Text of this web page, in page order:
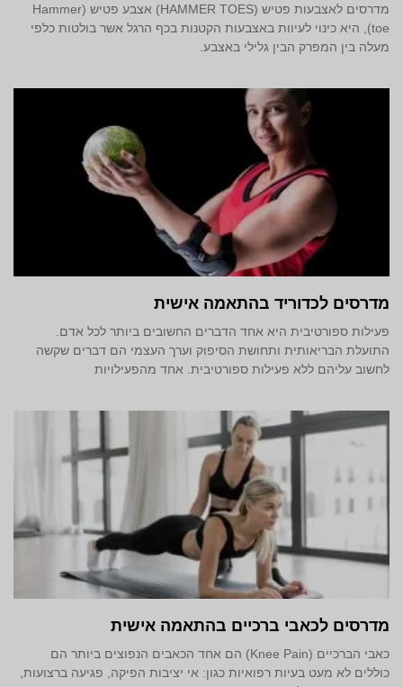
מדרסים לאצבעות פטיש (HAMMER TOES) אצבע פטיש (Hammer
toe), היא כינוי לעיוות באצבעות הקטנות בכף הרגל אשר בולטות כלפי
מעלה בין המפרק הבין גלילי באצבע.
מדרסים לכדוריד בהתאמה אישית
פעילות ספורטיבית היא אחד הדברים החשובים ביותר לכל אדם.
התועלת הבריאותית ותחושת הסיפוק וערך העצמי הם דברים שקשה
לחשוב עליהם ללא פעילות ספורטיבית. אחד מהפעילויות
מדרסים לכאבי ברכיים בהתאמה אישית
כאבי הברכיים (Knee Pain) הם אחד הכאבים הנפוצים ביותר הם
כוללים לא מעט בעיות רפואיות כגון: אי יציבות הפיקה, פגיעה ברצועות,